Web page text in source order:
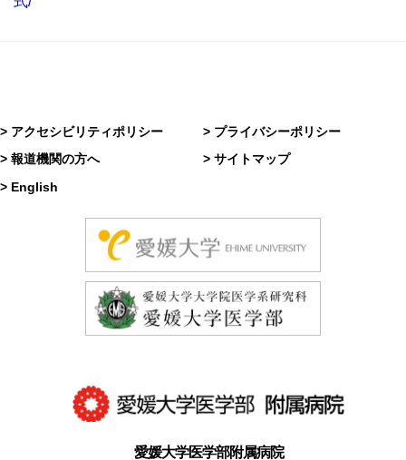
愛媛大学医学部附属病院
> アクセシビリティポリシー
> プライバシーポリシー
> 報道機関の方へ
> サイトマップ
> English